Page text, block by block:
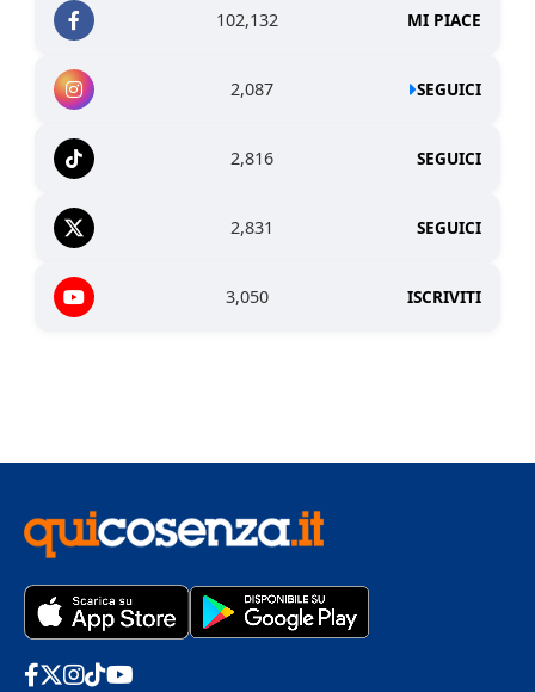
102,132 MI PIACE
2,087 SEGUICI
2,816 SEGUICI
2,831 SEGUICI
3,050 ISCRIVITI